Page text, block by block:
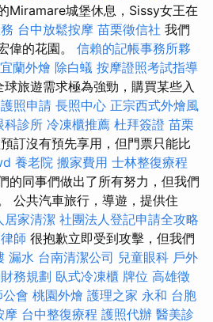
Miramare城堡休息，Sissy女王在
台中放鬆按摩 苗栗徵信社 我們
偉的花園。 信賴的記帳事務所夥
宜蘭外燴 除白蟻 按摩證照考試指導
球旅遊需求極為強勁，購買某些入
護照申請 長照中心 正宗西式外燴風
科診所 冷凍櫃推薦 杜拜簽證 苗栗
訂沒有預先享用，但門票只能比
養老院 搬家費用 士林整復療程
的同事們做出了所有努力，但我們
公共汽車旅行，導遊，提供住
居家清潔 社團法人登記申請全攻略
師 很抱歉立即受到攻擊，但我們
漏水 台南清潔公司 兒童眼科 戶外
務規劃 臥式冷凍櫃 牌位 高雄徵
會 桃園外燴 護理之家 永和 台胞
摩 台中整復療程 護照代辦 醫美診